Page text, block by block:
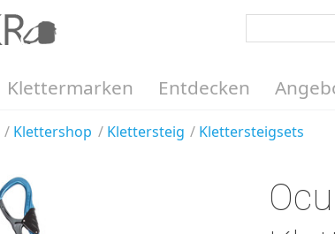
Klettermarken Entdecken
Klettershop Klettersteig Klettersteigsets